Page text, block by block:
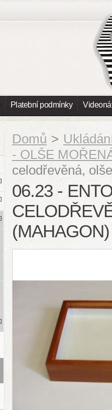
Platební podmínky
Domů >
- OLŠE
celodřevěná,
06.23 -